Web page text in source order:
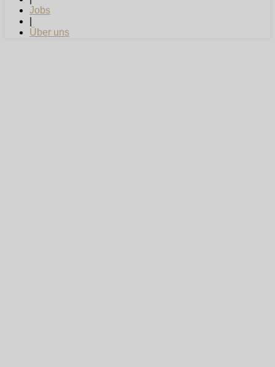
Jobs
Über uns